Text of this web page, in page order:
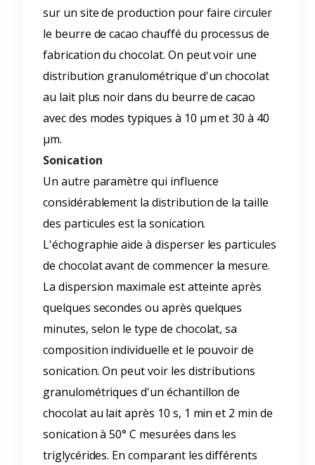
sur un site de production pour faire circuler
le beurre de cacao chauffé du processus de
fabrication du chocolat. On peut voir une
distribution granulométrique d'un chocolat
au lait plus noir dans du beurre de cacao
avec des modes typiques à 10 µm et 30 à 40
µm.
Sonication
Un autre paramètre qui influence
considérablement la distribution de la taille
des particules est la sonication.
L'échographie aide à disperser les particules
de chocolat avant de commencer la mesure.
La dispersion maximale est atteinte après
quelques secondes ou après quelques
minutes, selon le type de chocolat, sa
composition individuelle et le pouvoir de
sonication. On peut voir les distributions
granulométriques d'un échantillon de
chocolat au lait après 10 s, 1 min et 2 min de
sonication à 50° C mesurées dans les
triglycérides. En comparant les différents